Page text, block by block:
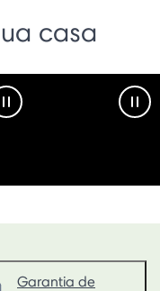
casa
Pause Video
Garantia de